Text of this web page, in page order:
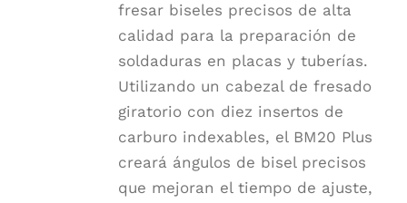
fresar biseles precisos de alta
calidad para la preparación de
soldaduras en placas y tuberías.
Utilizando un cabezal de fresado
giratorio con diez insertos de
carburo indexables, el BM20 Plus
creará ángulos de bisel precisos
que mejoran el tiempo de ajuste,